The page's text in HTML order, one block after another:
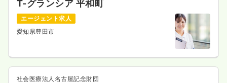
T-グランシア 平和町
エージェント求人
愛知県豊田市
社会医療法人名古屋記念財団